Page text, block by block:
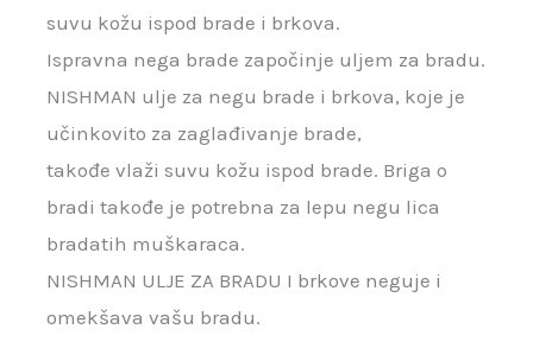
suvu kožu ispod brade i brkova.
Ispravna nega brade započinje uljem za bradu.
NISHMAN ulje za negu brade i brkova, koje je
učinkovito za zaglađivanje brade,
takođe vlaži suvu kožu ispod brade. Briga o
bradi takođe je potrebna za lepu negu lica
bradatih muškaraca.
NISHMAN ULJE ZA BRADU I brkove neguje i
omekšava vašu bradu.